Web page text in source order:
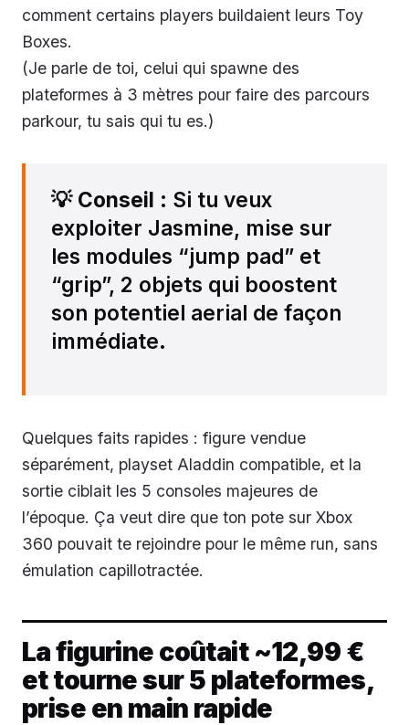
comment certains players buildaient leurs Toy
Boxes.
(Je parle de toi, celui qui spawne des
plateformes à 3 mètres pour faire des parcours
parkour, tu sais qui tu es.)
💡 Conseil : Si tu veux
exploiter Jasmine, mise sur
les modules “jump pad” et
“grip”, 2 objets qui boostent
son potentiel aerial de façon
immédiate.
Quelques faits rapides : figure vendue
séparément, playset Aladdin compatible, et la
sortie ciblait les 5 consoles majeures de
l’époque. Ça veut dire que ton pote sur Xbox
360 pouvait te rejoindre pour le même run, sans
émulation capillotractée.
La figurine coûtait ~12,99 €
et tourne sur 5 plateformes,
prise en main rapide